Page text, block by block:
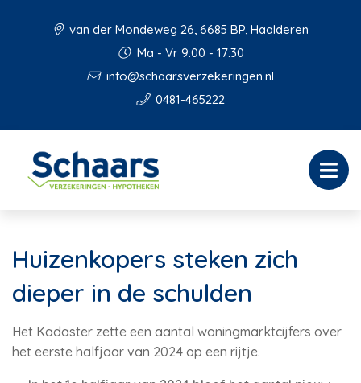
van der Mondeweg 26, 6685 BP, Haalderen
Ma - Vr 9:00 - 17:30
info@schaarsverzekeringen.nl
0481-465222
Huizenkopers steken zich
dieper in de schulden
Het Kadaster zette een aantal woningmarktcijfers over
het eerste halfjaar van 2024 op een rijtje.